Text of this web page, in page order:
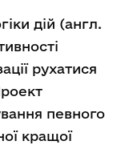
дій (англ.
рухатися
певного
кращої